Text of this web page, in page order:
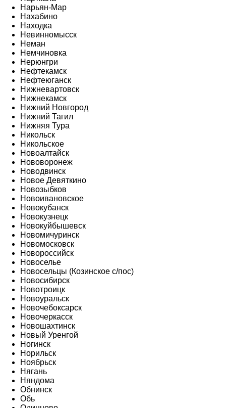
Нарьян-Мар
Нахабино
Находка
Невинномысск
Неман
Немчиновка
Нерюнгри
Нефтекамск
Нефтеюганск
Нижневартовск
Нижнекамск
Нижний Новгород
Нижний Тагил
Нижняя Тура
Никольск
Никольское
Новоалтайск
Нововоронеж
Новодвинск
Новое Девяткино
Новозыбков
Новоивановское
Новокубанск
Новокузнецк
Новокуйбышевск
Новомичуринск
Новомосковск
Новороссийск
Новоселье
Новосельцы (Козинское с/пос)
Новосибирск
Новотроицк
Новоуральск
Новочебоксарск
Новочеркасск
Новошахтинск
Новый Уренгой
Ногинск
Норильск
Ноябрьск
Нягань
Няндома
Обнинск
Обь